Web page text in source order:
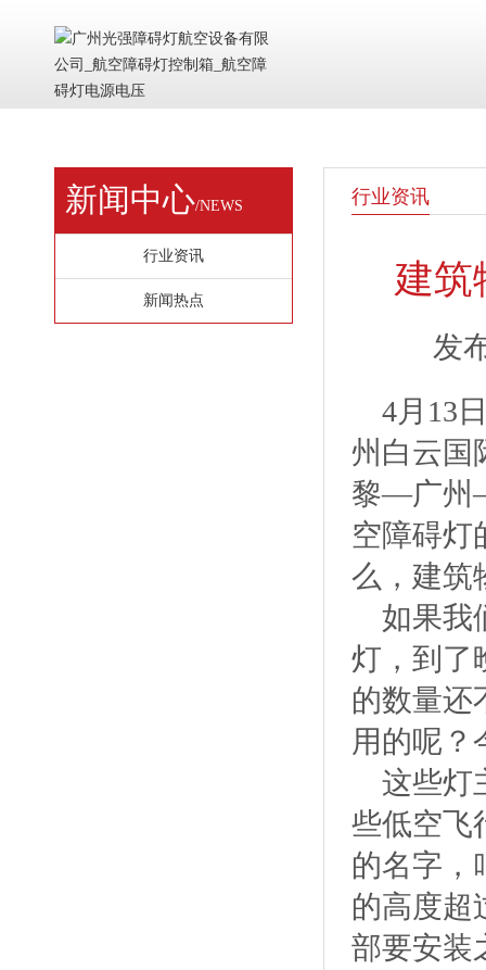
新闻中心/NEWS
行业资讯
新闻热点
行业资讯
建筑
发
4月13
州白云
黎—广州
空障碍灯
么，建筑
如果我
灯，到了
的数量还
用的呢？
这些灯
些低空飞
的名字，
的高度超
部要安装